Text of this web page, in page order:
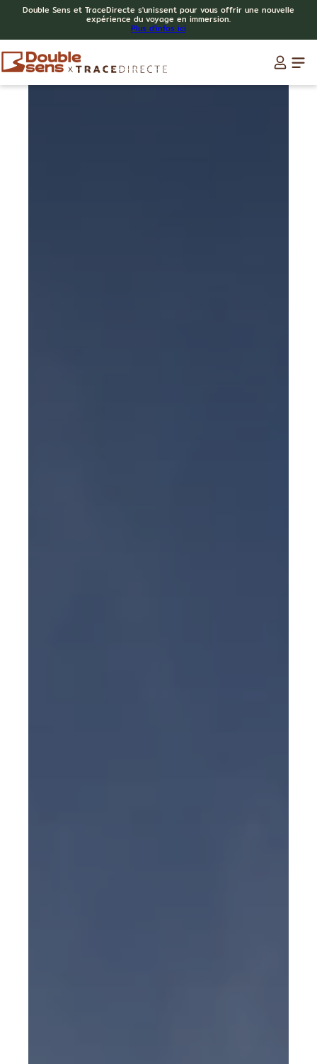
Double Sens et TraceDirecte s'unissent pour vous offrir une nouvelle
expérience du voyage en immersion.
Plus d'infos ici